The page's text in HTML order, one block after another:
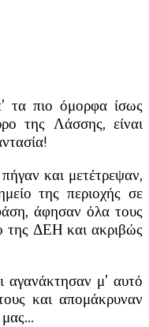
τα πιο όμορφα ίσως
της Λάσσης, είναι
και μετέτρεψαν,
της περιοχής σε
άφησαν όλα τους
της ΔΕΗ και ακριβώς
μ’ αυτό
και απομάκρυναν